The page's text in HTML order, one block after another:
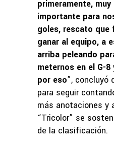
primeramente,
importante para
goles, rescato que
ganar al equipo, a
arriba peleando
meternos en el G-
por eso”, concluyó
para seguir
más anotaciones y
“Tricolor” se
de la clasificación.